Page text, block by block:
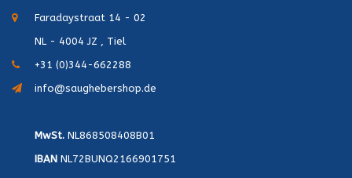
Faradaystraat 14 - 02
NL - 4004 JZ , Tiel
+31 (0)344-662288
info@saughebershop.de
MwSt. NL868508408B01
IBAN NL72BUNQ2166901751